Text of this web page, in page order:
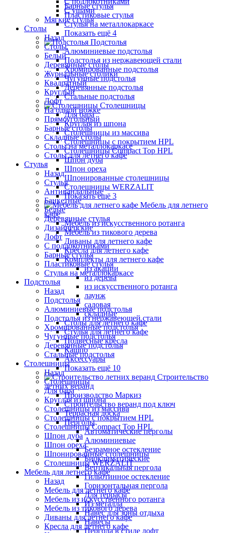
Барные стулья
Пластиковые стулья
Стулья на металлокаркасе
Показать ещё 4
Подстолья
Алюминиевые подстолья
Подстолья из нержавеющей стали
Хромированные подстолья
Чугунные подстолья
Деревянные подстолья
Стальные подстолья
Столешницы
Для бара
Круглая из шпона
Столешницы из массива
Столешницы с покрытием HPL
Столешницы Сompact Top HPL
Шпон дуба
Шпон ореха
Шпонированные столешницы
Столешницы WERZALIT
Показать ещё 3
Мебель для летнего
кафе
Мебель из искусственного ротанга
Мебель из тикового дерева
Диваны для летнего кафе
Кресла для летнего кафе
Комплекты для летнего кафе
из акации
из дерева
из искусственного ротанга
лаунж
садовая
складные
Столы для летнего кафе
Стулья для летнего кафе
Подвесные кресла
Кашпо
Аксессуары
Показать ещё 10
Строительство
летних веранд
Производство Маркиз
Строительство веранд под ключ
Террасная доска
Перголы
Автоматические перголы
Алюминиевые
Безрамное остекление
Биоклиматические
Вертикальная пергола
Гильотинное остекление
Горизонтальная пергола
Для террасы
Из металла
Навес для зоны отдыха
Навесы
Пергола в стиле лофт
С ушами
Мягкие стулья
Столы
Назад
Столы
Белый
Деревянные столы
Журнальные столики
Квадратный
Круглый
Лофт
На одной ножке
Прямоугольный
Барные столы
Складные столы
Столы на металлокаркасе
Столы для летнего кафе
Стулья
Назад
Стулья
Антивандальные
Банкетные
Белые
Деревянные стулья
Дизайнерские
Лофт
С подлокотниками
Барные стулья
Пластиковые стулья
Стулья на металлокаркасе
Подстолья
Назад
Подстолья
Алюминиевые подстолья
Подстолья из нержавеющей стали
Хромированные подстолья
Чугунные подстолья
Деревянные подстолья
Стальные подстолья
Столешницы
Назад
Столешницы
Для бара
Круглая из шпона
Столешницы из массива
Столешницы с покрытием HPL
Столешницы Сompact Top HPL
Шпон дуба
Шпон ореха
Шпонированные столешницы
Столешницы WERZALIT
Мебель для летнего кафе
Назад
Мебель для летнего кафе
Мебель из искусственного ротанга
Мебель из тикового дерева
Диваны для летнего кафе
Кресла для летнего кафе